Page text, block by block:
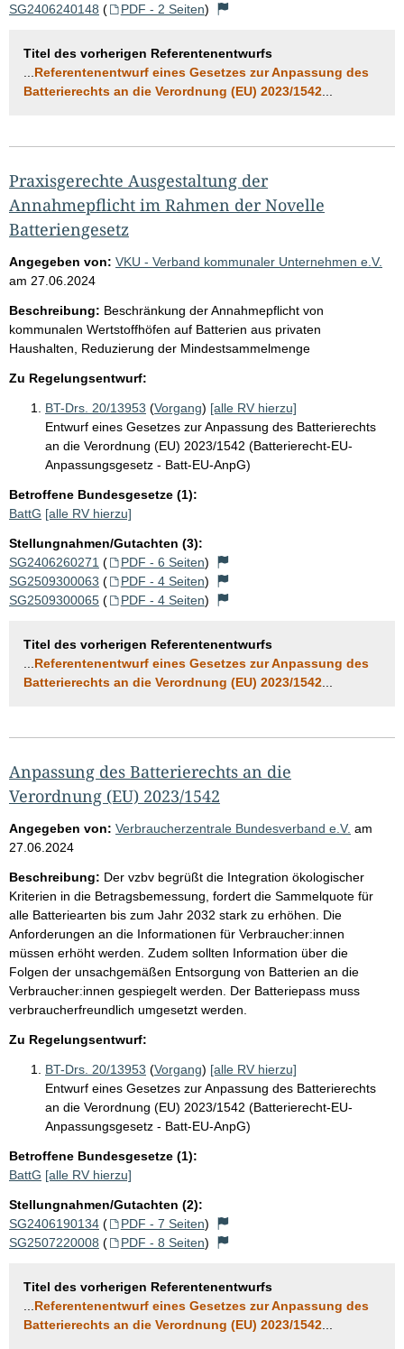
SG2406240148 ( PDF - 2 Seiten)
Titel des vorherigen Referentenentwurfs
Referentenentwurf eines Gesetzes zur Anpassung des
Batterierechts an die Verordnung (EU) 2023/1542
Praxisgerechte Ausgestaltung der
Annahmepflicht im Rahmen der Novelle
Batteriengesetz
Angegeben von: VKU - Verband kommunaler Unternehmen e.V.
am 27.06.2024
Beschreibung: Beschränkung der Annahmepflicht von
kommunalen Wertstoffhöfen auf Batterien aus privaten
Haushalten, Reduzierung der Mindestsammelmenge
Zu Regelungsentwurf:
BT-Drs. 20/13953 (Vorgang) [alle RV hierzu]
Entwurf eines Gesetzes zur Anpassung des Batterierechts
an die Verordnung (EU) 2023/1542 (Batterierecht-EU-
Anpassungsgesetz - Batt-EU-AnpG)
Betroffene Bundesgesetze (1):
BattG [alle RV hierzu]
Stellungnahmen/Gutachten (3):
SG2406260271 ( PDF - 6 Seiten)
SG2509300063 ( PDF - 4 Seiten)
SG2509300065 ( PDF - 4 Seiten)
Titel des vorherigen Referentenentwurfs
Referentenentwurf eines Gesetzes zur Anpassung des
Batterierechts an die Verordnung (EU) 2023/1542
Anpassung des Batterierechts an die
Verordnung (EU) 2023/1542
Angegeben von: Verbraucherzentrale Bundesverband e.V. am
27.06.2024
Beschreibung: Der vzbv begrüßt die Integration ökologischer
Kriterien in die Betragsbemessung, fordert die Sammelquote für
alle Batteriearten bis zum Jahr 2032 stark zu erhöhen. Die
Anforderungen an die Informationen für Verbraucher:innen
müssen erhöht werden. Zudem sollten Information über die
Folgen der unsachgemäßen Entsorgung von Batterien an die
Verbraucher:innen gespiegelt werden. Der Batteriepass muss
verbraucherfreundlich umgesetzt werden.
Zu Regelungsentwurf:
BT-Drs. 20/13953 (Vorgang) [alle RV hierzu]
Entwurf eines Gesetzes zur Anpassung des Batterierechts
an die Verordnung (EU) 2023/1542 (Batterierecht-EU-
Anpassungsgesetz - Batt-EU-AnpG)
Betroffene Bundesgesetze (1):
BattG [alle RV hierzu]
Stellungnahmen/Gutachten (2):
SG2406190134 ( PDF - 7 Seiten)
SG2507220008 ( PDF - 8 Seiten)
Titel des vorherigen Referentenentwurfs
Referentenentwurf eines Gesetzes zur Anpassung des
Batterierechts an die Verordnung (EU) 2023/1542